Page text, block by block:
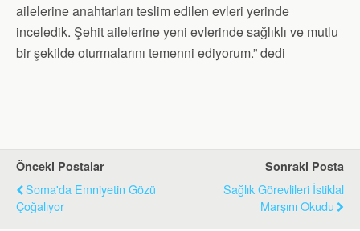
ailelerine anahtarları teslim edilen evleri yerinde
inceledik. Şehit ailelerine yeni evlerinde sağlıklı ve mutlu
bir şekilde oturmalarını temenni ediyorum.” dedi
Önceki Postalar
Soma'da Emniyetin Gözü
Çoğalıyor
Sonraki Posta
Sağlık Görevlileri İstiklal
Marşını Okudu